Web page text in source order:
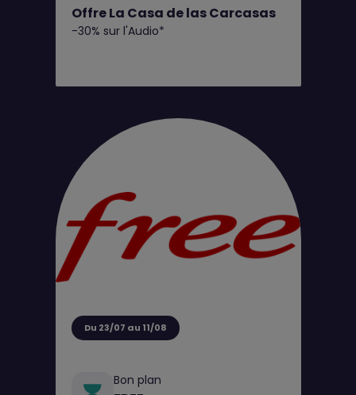
Offre La Casa de las Carcasas
-30% sur l'Audio*
Du 23/07 au 11/08
Bon plan